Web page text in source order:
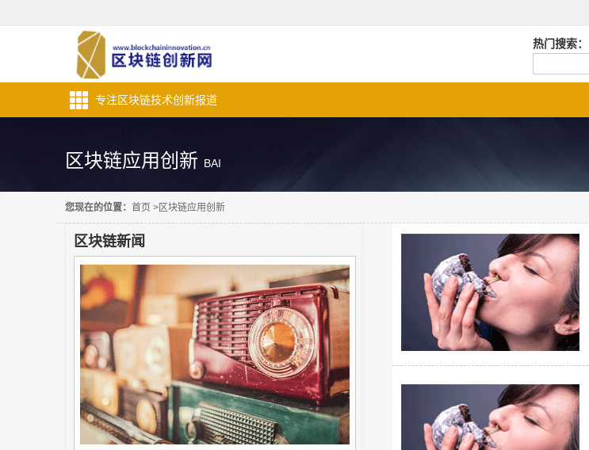
热门搜索：
专注区块链技术创新报道
区块链应用创新 BAI
您现在的位置： 首页 > 区块链应用创新
区块链新闻